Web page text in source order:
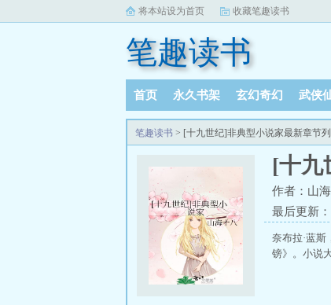
将本站设为首页 收藏笔趣读书
笔趣读书
首页 永久书架 玄幻奇幻 武侠
笔趣读书 > [十九世纪]非典型小说家最新章节
[十九
作者：山
最后更新
奈布拉·蓝
镑》。小说